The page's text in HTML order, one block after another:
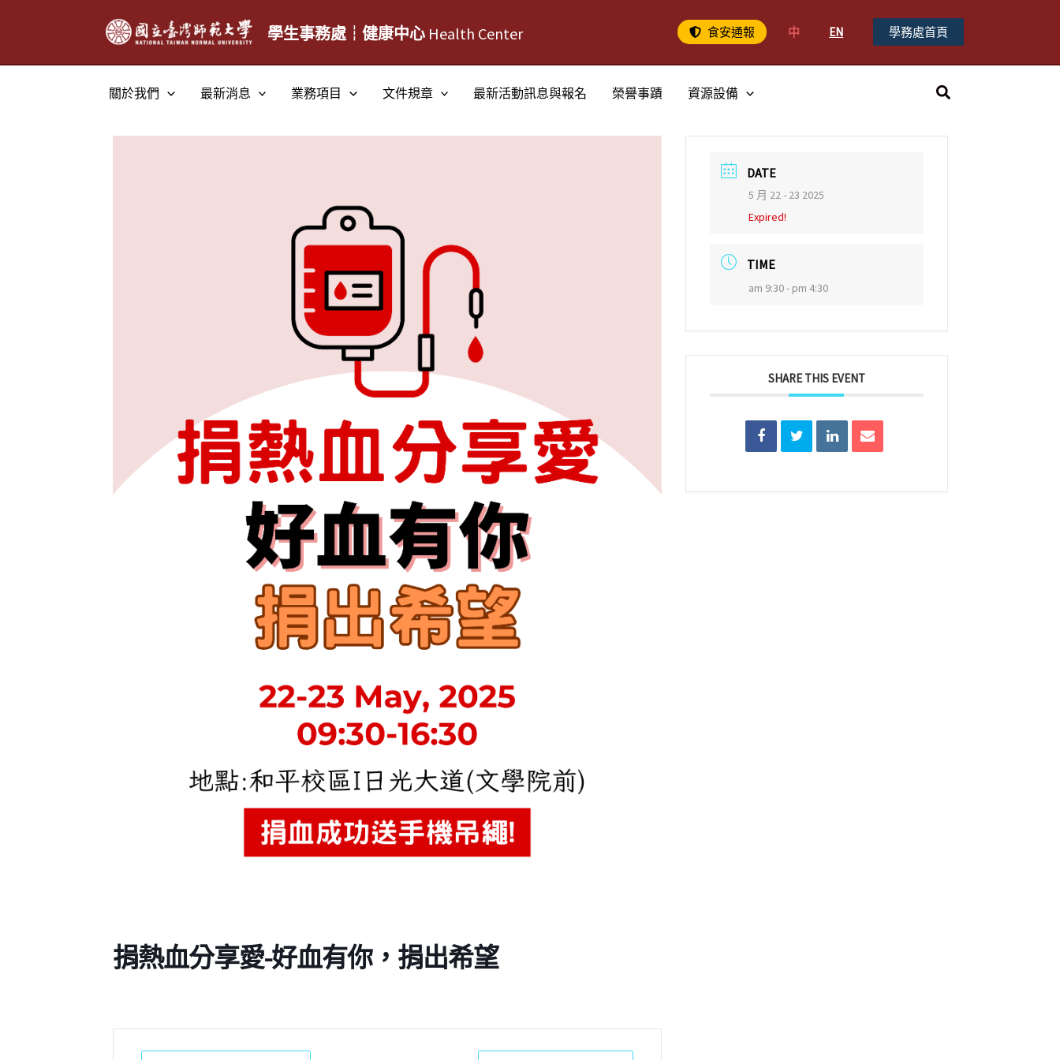
學生事務處┆健康中心 Health Center 食安通報 中 EN 學務處首頁
關於我們 最新消息 業務項目 文件規章 最新活動訊息與報名 榮譽事蹟 資源設備
搜
捐熱血分享愛-好血有你，捐出希望
DATE
5 月 22 - 23 2025
Expired!
TIME
am 9:30 - pm 4:30
SHARE THIS EVENT